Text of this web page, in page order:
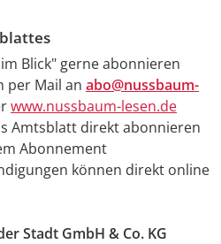
Blick" gerne abonnieren
per Mail an abo@nussbaum-
www.nussbaum-lesen.de
Amtsblatt direkt abonnieren
Abonnement
können direkt online
Stadt GmbH & Co. KG